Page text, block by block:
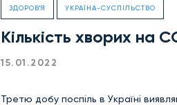
ЗДОРОВ'Я УКРАЇНА-СУСПІЛЬСТВО
Кількість хворих на
15.01.2022
Третю добу поспіль в Україні